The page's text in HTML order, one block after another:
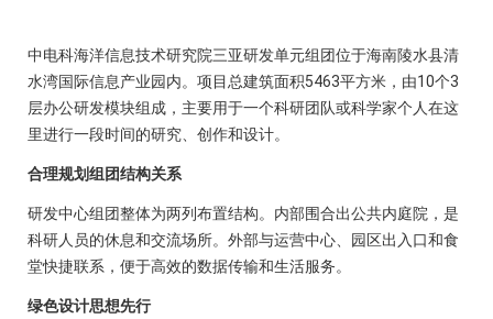
中电科海洋信息技术研究院三亚研发单元组团位于海南陵水县清
水湾国际信息产业园内。项目总建筑面积5463平方米，由10个3
层办公研发模块组成，主要用于一个科研团队或科学家个人在这
里进行一段时间的研究、创作和设计。
合理规划组团结构关系
研发中心组团整体为两列布置结构。内部围合出公共内庭院，是
科研人员的休息和交流场所。外部与运营中心、园区出入口和食
堂快捷联系，便于高效的数据传输和生活服务。
绿色设计思想先行